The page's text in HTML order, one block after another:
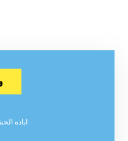
اباده